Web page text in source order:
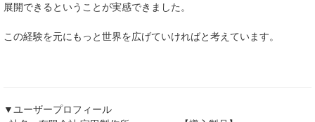
展開できるということが実感できました。
この経験を元にもっと世界を広げていければと考えています。
▼ユーザープロフィール